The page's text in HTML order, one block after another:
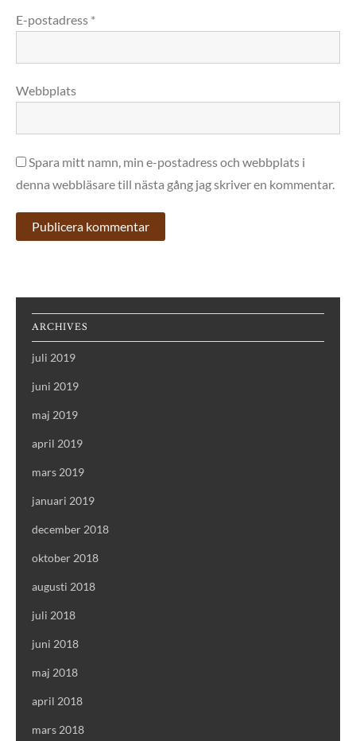
E-postadress *
Webbplats
Spara mitt namn, min e-postadress och webbplats i
denna webbläsare till nästa gång jag skriver en kommentar.
ARCHIVES
juli 2019
juni 2019
maj 2019
april 2019
mars 2019
januari 2019
december 2018
oktober 2018
augusti 2018
juli 2018
juni 2018
maj 2018
april 2018
mars 2018